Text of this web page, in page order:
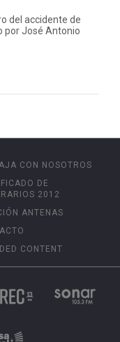
del accidente de
por José Antonio
CON NOSOTROS
DE
2012
ANTENAS
CONTENT